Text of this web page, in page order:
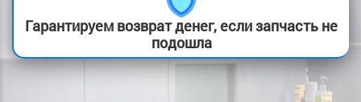
Гарантируем возврат денег, если запчасть не
подошла